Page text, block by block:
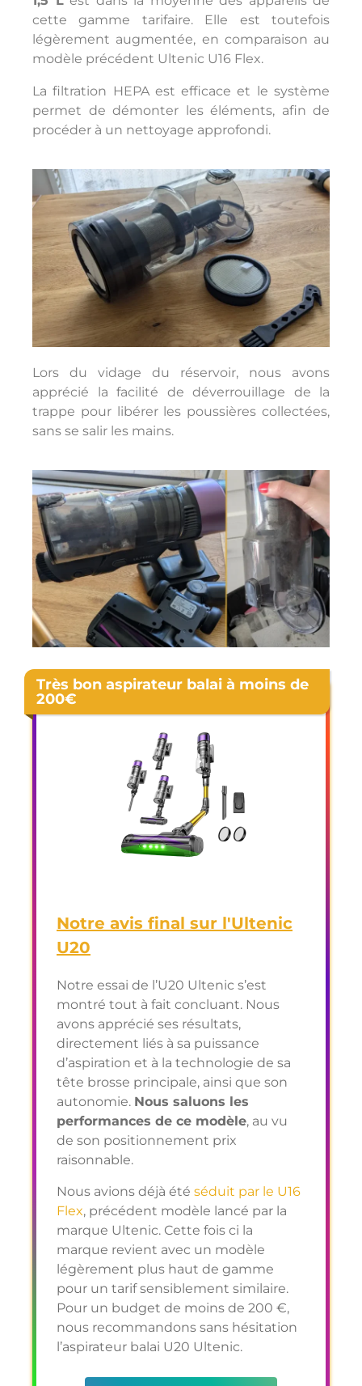
cette gamme tarifaire. Elle est toutefois
légèrement augmentée, en comparaison au
modèle précédent Ultenic U16 Flex.
La filtration HEPA est efficace et le système
permet de démonter les éléments, afin de
procéder à un nettoyage approfondi.
Lors du vidage du réservoir, nous avons
apprécié la facilité de déverrouillage de la
trappe pour libérer les poussières collectées,
sans se salir les mains.
Très bon aspirateur balai à moins de
200€
Notre avis final sur l'Ultenic
U20
Notre essai de l’U20 Ultenic s’est
montré tout à fait concluant. Nous
avons apprécié ses résultats,
directement liés à sa puissance
d’aspiration et à la technologie de sa
tête brosse principale, ainsi que son
autonomie. Nous saluons les
performances de ce modèle, au vu
de son positionnement prix
raisonnable.
Nous avions déjà été séduit par le U16
Flex, précédent modèle lancé par la
marque Ultenic. Cette fois ci la
marque revient avec un modèle
légèrement plus haut de gamme
pour un tarif sensiblement similaire.
Pour un budget de moins de 200 €,
nous recommandons sans hésitation
l’aspirateur balai U20 Ultenic.